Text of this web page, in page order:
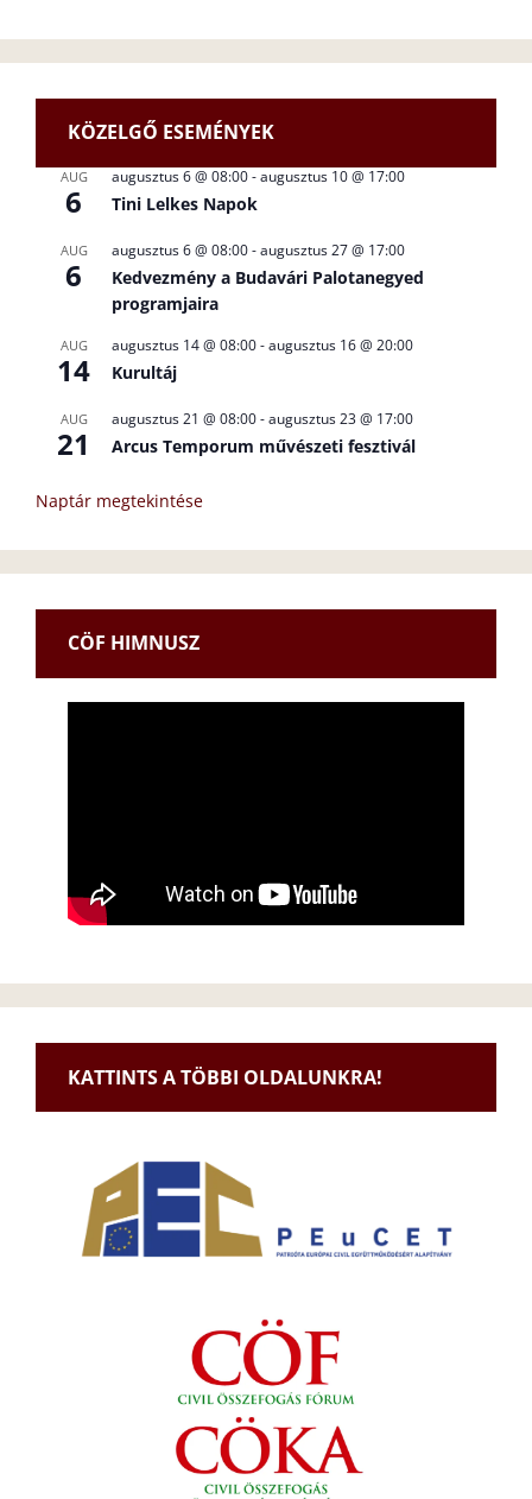
KÖZELGŐ ESEMÉNYEK
AUG
6
augusztus 6 @ 08:00-augusztus 10 @ 17:00
Tini Lelkes Napok
AUG
6
augusztus 6 @ 08:00-augusztus 27 @ 17:00
Kedvezmény a Budavári Palotanegyed
programjaira
AUG
14
augusztus 14 @ 08:00-augusztus 16 @ 20:00
Kurultáj
AUG
21
augusztus 21 @ 08:00-augusztus 23 @ 17:00
Arcus Temporum művészeti fesztivál
Naptár megtekintése
CÖF HIMNUSZ
KATTINTS A TÖBBI OLDALUNKRA!